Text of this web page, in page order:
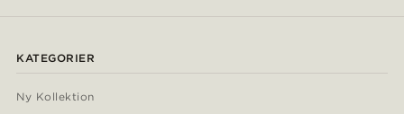
KATEGORIER
Ny Kollektion